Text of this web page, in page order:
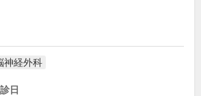
神経外科
日